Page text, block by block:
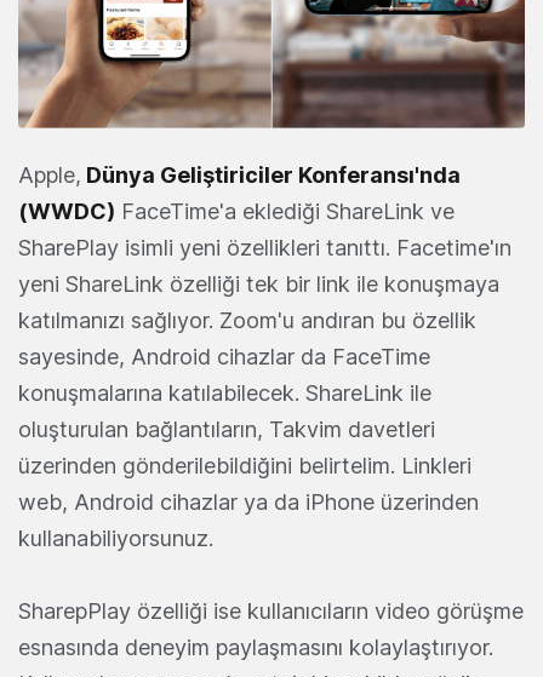
Apple, Dünya Geliştiriciler Konferansı'nda
(WWDC) FaceTime'a eklediği ShareLink ve
SharePlay isimli yeni özellikleri tanıttı. Facetime'ın
yeni ShareLink özelliği tek bir link ile konuşmaya
katılmanızı sağlıyor. Zoom'u andıran bu özellik
sayesinde, Android cihazlar da FaceTime
konuşmalarına katılabilecek. ShareLink ile
oluşturulan bağlantıların, Takvim davetleri
üzerinden gönderilebildiğini belirtelim. Linkleri
web, Android cihazlar ya da iPhone üzerinden
kullanabiliyorsunuz.
SharepPlay özelliği ise kullanıcıların video görüşme
esnasında deneyim paylaşmasını kolaylaştırıyor.